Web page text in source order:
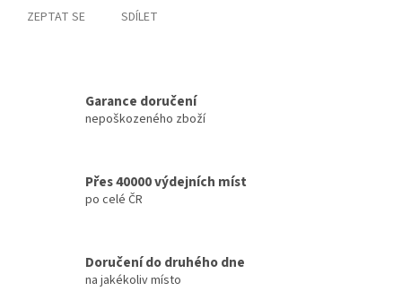
ZEPTAT SE SDÍLET
Garance doručení
nepoškozeného zboží
Přes 40000 výdejních míst
po celé ČR
Doručení do druhého dne
na jakékoliv místo